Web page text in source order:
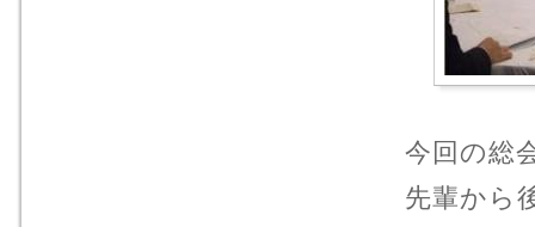
今回の総
先輩から